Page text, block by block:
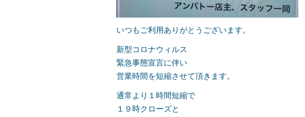
いつもご利用ありがとうございます。
新型コロナウィルス
緊急事態宣言に伴い
営業時間を短縮させて頂きます。
通常より１時間短縮で
１９時クローズと